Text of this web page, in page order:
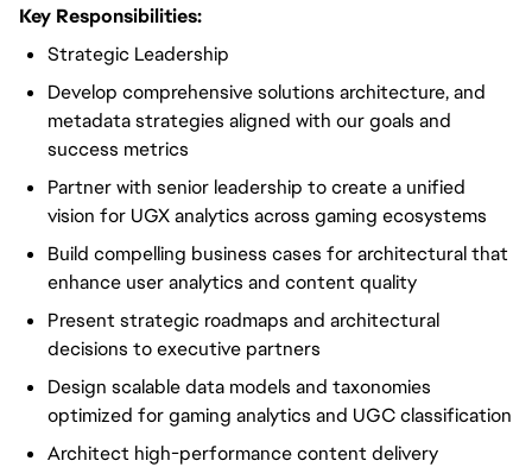
Key Responsibilities:
Strategic Leadership
Develop comprehensive solutions architecture, and
metadata strategies aligned with our goals and
success metrics
Partner with senior leadership to create a unified
vision for UGX analytics across gaming ecosystems
Build compelling business cases for architectural that
enhance user analytics and content quality
Present strategic roadmaps and architectural
decisions to executive partners
Design scalable data models and taxonomies
optimized for gaming analytics and UGC classification
Architect high-performance content delivery